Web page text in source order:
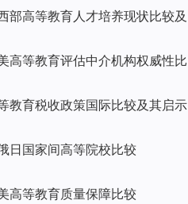
部高等教育人才培养现状比较及
高等教育评估中介机构权威性比
教育税收政策国际比较及其启示
日国家间高等院校比较
高等教育质量保障比较